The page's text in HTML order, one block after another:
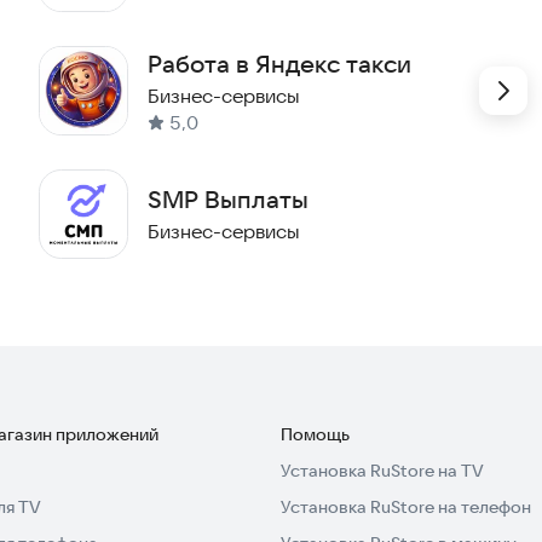
Вывод средств с реферального счета на карту —
или Android
Работа в Яндекс такси
Бизнес-сервисы
5,0
SMP Выплаты
Бизнес-сервисы
приложений
TV
Помощь
Установка RuStore на TV
Установка RuStore на телефон